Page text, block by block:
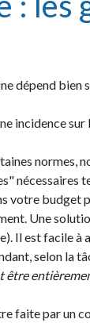
dépend bien
incidence
normes,
nécessaires
votre budget
Une
Il est facile à
selon la
être
faite par un